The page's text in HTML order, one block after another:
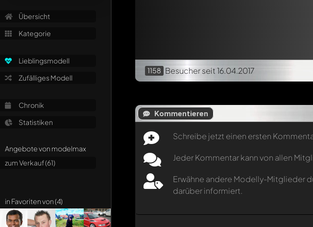
Übersicht
Kategorie
Lieblingsmodell
Zufälliges Modell
Chronik
Statistiken
Angebote von modelmax
zum Verkauf (61)
in Favoriten von (4)
1158 Besucherseit 16.04.2017
Kommentieren
Schreibe jetzt einen ersten
Jeder Kommentar kann von allen
Erwähne andere Modelly-Mitglieder
darüber informiert.